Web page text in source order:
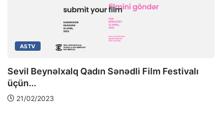
ASTV
Sevil Beynəlxalq Qadın Sənədli Film Festivalı
üçün...
21/02/2023